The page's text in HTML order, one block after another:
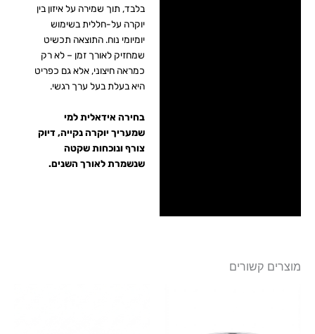
בלבד, תוך שמירה על איזון בין
יוקרה על-חללית בשימוש
יומיומי נוח. התוצאה תכשיט
שמחזיק לאורך זמן – לא רק
כמראה חיצוני, אלא גם כפריט
היא בעלת בעל ערך רגשי.
בחירה אידאלית למי
שמעריך יוקרה נקייה, דיוק
צורף ונוכחות שקטה
שנשמרת לאורך השנים.
מוצרים קשורים